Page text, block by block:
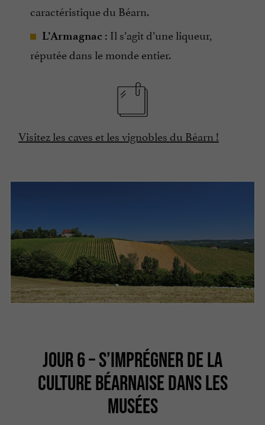
caractéristique du Béarn.
L’Armagnac : Il s’agit d’une liqueur,
réputée dans le monde entier.
Visitez les caves et les vignobles du Béarn !
JOUR 6 – S’IMPRÉGNER DE LA
CULTURE BÉARNAISE DANS LES
MUSÉES